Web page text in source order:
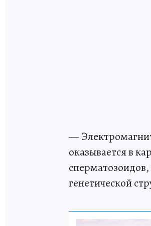
—
оказывается в
генетической